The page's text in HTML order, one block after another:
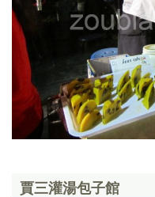
賈三灌湯包子館